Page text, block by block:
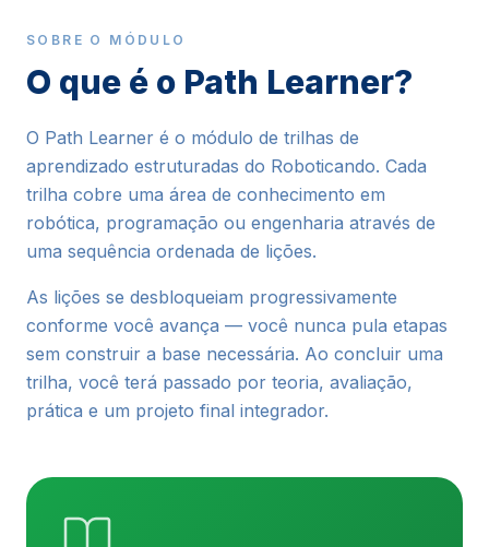
SOBRE O MÓDULO
O que é o Path Learner?
O Path Learner é o módulo de trilhas de
aprendizado estruturadas do Roboticando. Cada
trilha cobre uma área de conhecimento em
robótica, programação ou engenharia através de
uma sequência ordenada de lições.
As lições se desbloqueiam progressivamente
conforme você avança — você nunca pula etapas
sem construir a base necessária. Ao concluir uma
trilha, você terá passado por teoria, avaliação,
prática e um projeto final integrador.